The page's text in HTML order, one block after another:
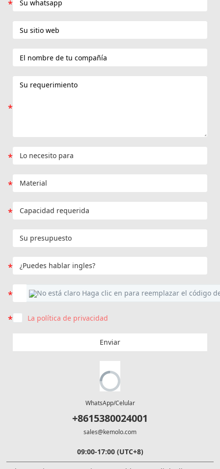
La política de privacidad
Enviar
WhatsApp/Celular
+8615380024001
sales@kemolo.com
09:00-17:00 (UTC+8)